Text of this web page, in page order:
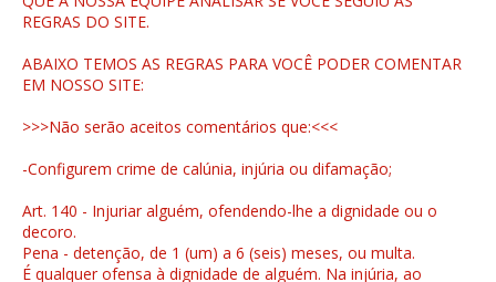
REGRAS DO SITE.
ABAIXO TEMOS AS REGRAS PARA VOCÊ PODER COMENTAR
EM NOSSO SITE:
>>>Não serão aceitos comentários que:<<<
-Configurem crime de calúnia, injúria ou difamação;
Art. 140 - Injuriar alguém, ofendendo-lhe a dignidade ou o
decoro.
Pena - detenção, de 1 (um) a 6 (seis) meses, ou multa.
É qualquer ofensa à dignidade de alguém. Na injúria, ao